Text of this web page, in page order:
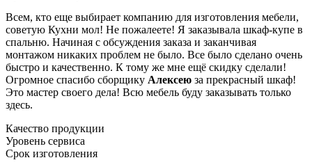
Всем, кто еще выбирает компанию для изготовления мебели,
советую Кухни мол! Не пожалеете! Я заказывала шкаф-купе в
спальню. Начиная с обсуждения заказа и заканчивая
монтажом никаких проблем не было. Все было сделано очень
быстро и качественно. К тому же мне ещё скидку сделали!
Огромное спасибо сборщику Алексею за прекрасный шкаф!
Это мастер своего дела! Всю мебель буду заказывать только
здесь.
Качество продукции
Уровень сервиса
Срок изготовления